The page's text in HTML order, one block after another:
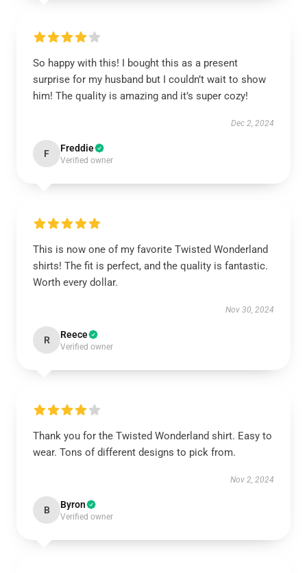
So happy with this! I bought this as a present
surprise for my husband but I couldn’t wait to show
him! The quality is amazing and it’s super cozy!
Dec 2, 2024
F Freddie
Verified owner
This is now one of my favorite Twisted Wonderland
shirts! The fit is perfect, and the quality is fantastic.
Worth every dollar.
Nov 30, 2024
R Reece
Verified owner
Thank you for the Twisted Wonderland shirt. Easy to
wear. Tons of different designs to pick from.
Nov 2, 2024
B Byron
Verified owner